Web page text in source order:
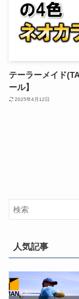
テーラーメイド
ール】
2025年4月12日
人気記事